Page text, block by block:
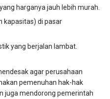
harganya jauh lebih murah.
kapasitas) di pasar
yang berjalan lambat.
agar perusahaan
pemenuhan hak-hak
juga mendorong pemerintah